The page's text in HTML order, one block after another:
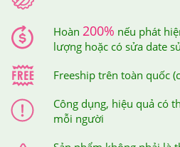
Hoàn 200% nếu phát
lượng hoặc có sửa date
Freeship trên toàn quốc
Công dụng, hiệu quả có
mỗi người